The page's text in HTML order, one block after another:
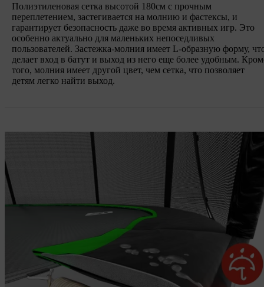
Полиэтиленовая сетка высотой 180см с прочным
переплетением, застегивается на молнию и фастексы, и
гарантирует безопасность даже во время активных игр. Это
особенно актуально для маленьких непоседливых
пользователей. Застежка-молния имеет L-образную форму,
делает вход в батут и выход из него еще более удобным.
того, молния имеет другой цвет, чем сетка, что позволяет
детям легко найти выход.